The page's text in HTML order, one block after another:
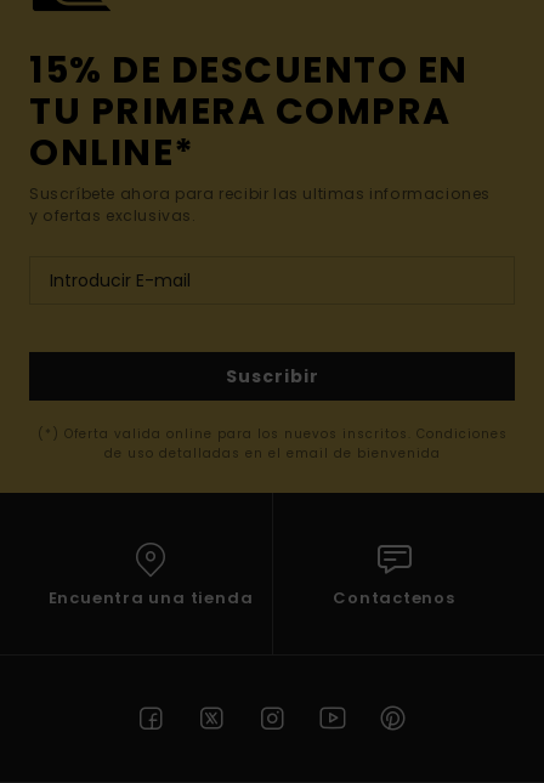
15% DE DESCUENTO EN
TU PRIMERA COMPRA
ONLINE*
Suscríbete ahora para recibir las ultimas informaciones
y ofertas exclusivas.
Suscribir
(*) Oferta valida online para los nuevos inscritos. Condiciones
de uso detalladas en el email de bienvenida
Encuentra una tienda Contactenos